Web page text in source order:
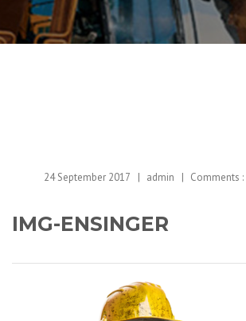
24 September 2017 admin Comments :
IMG-ENSINGER